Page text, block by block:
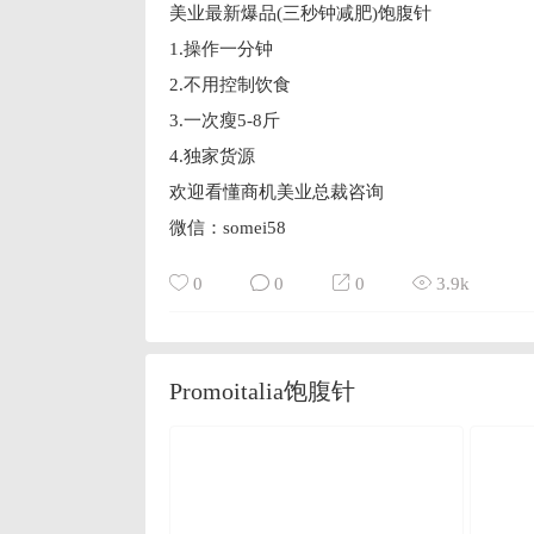
美业最新爆品(三秒钟减肥)饱腹针
1.操作一分钟
2.不用控制饮食
3.一次瘦5-8斤
4.独家货源
欢迎看懂商机美业总裁咨询
微信：somei58
0 0 0 3.9k
Promoitalia饱腹针